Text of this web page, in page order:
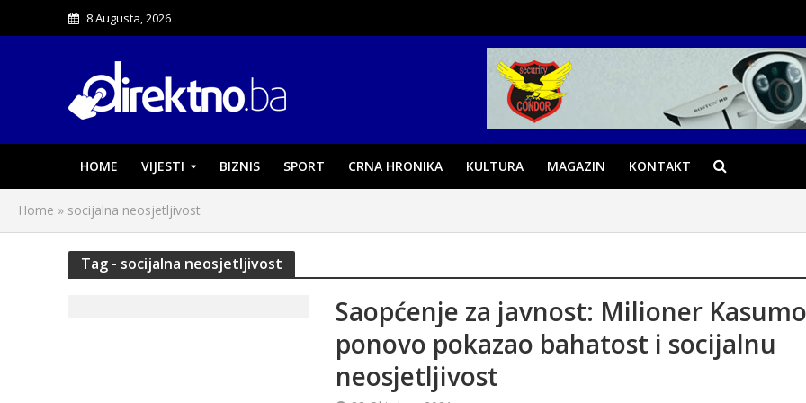
8 Augusta, 2026
HOME VIJESTI BIZNIS SPORT CRNA HRONIKA KULTURA MAGAZIN KONTAKT
Home » socijalna neosjetljivost
Tag - socijalna neosjetljivost
Saopćenje za javnost: Milioner
ponovo pokazao bahatost i socijalnu
neosjetljivost